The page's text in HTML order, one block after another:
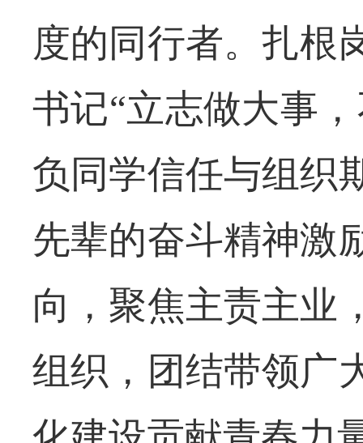
度的同行者。扎根
书记“立志做大事
负同学信任与组织
先辈的奋斗精神激
向，聚焦主责主业
组织，团结带领广